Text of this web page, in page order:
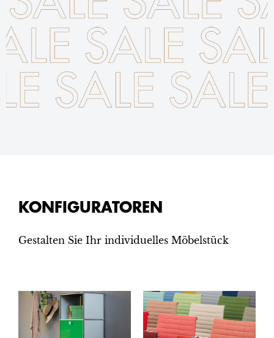
KONFIGURATOREN
Gestalten Sie Ihr individuelles Möbelstück